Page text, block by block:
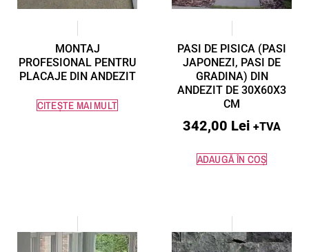
MONTAJ
PROFESIONAL PENTRU
PLACAJE DIN ANDEZIT
CITEȘTE MAI MULT
PASI DE PISICA (PASI
JAPONEZI, PASI DE
GRADINA) DIN
ANDEZIT DE 30X60X3
CM
342,00 Lei +TVA
ADAUGĂ ÎN COȘ